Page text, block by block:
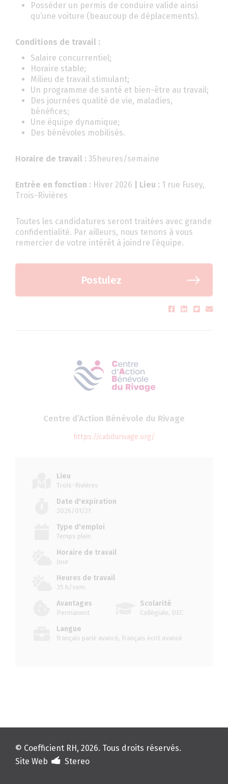
Posséder un permis de conduire valide ainsi
qu’une voiture (beaucoup de déplacements).
Conditions de travail :
Salaire concurrentiel;
Horaire stable;
Milieu de travail stimulant;
Un programme de santé et bien-être au travail;
Des journées qualité de vie, maladies,
bénéfices;
Une équipe dynamique;
Des bénévoles mobilisés.
Horaire de travail : 35heures/semaine
Entrée en fonction : Hiver 2026 | Lieu : 1 rue Fusey,
Trois-Rivières
Toutes les candidatures seront traitées avec grande
confidentialité. Par ailleurs, nous tenons à vous
remercier de votre intérêt à joindre l’équipe.
Postulez
Centre d’Action Bénévole du Rivage
https://cabdurivage.org/
Lieu
Trois-Rivières
Date d'expiration
2026/01/21
Type d'emploi
Temps plein
Horaire de travail
Jour
Heures de travail
35 h/sem.
Avantages
Permanent
Scolarité
Collégiale, DEC
Langue
français parlé avancé, français écrit avancé
© Coefficient RH, 2026. Tous droits réservés.
Site Web
Stereo